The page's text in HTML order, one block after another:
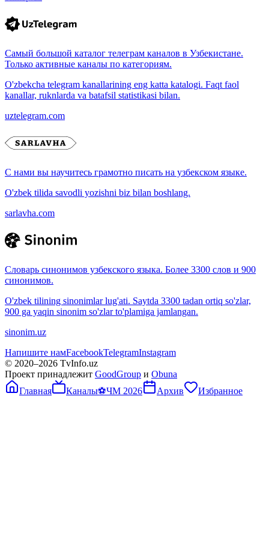
Самый большой каталог телеграм каналов в Узбекистане.
Только активные каналы по категориям.
O'zbekcha telegram kanallarining eng katta katalogi. Faqt faol
kanallar, ruknlarda va batafsil statistikasi bilan.
uztelegram.com
С нами вы научитесь грамотно писать на узбекском языке.
O'zbek tilida savodli yozishni biz bilan boshlang.
sarlavha.com
Словарь синонимов узбекского языка. Более 3300 слов и 900
синонимов.
O'zbek tilining sinonimlar lug'ati. Saytda 3300 tadan ortiq so'zlar,
900 ga yaqin sinonim so'zlar to'plamiga jamlangan.
sinonim.uz
Напишите намFacebookTelegramInstagram
© 2020–2026 TvInfo.uz
Проект принадлежит GoodGroup и Obuna
Главная
Каналы⚽ЧМ 2026 Архив Избранное